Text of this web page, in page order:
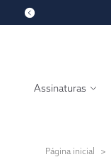
Assinaturas
Página inicial >